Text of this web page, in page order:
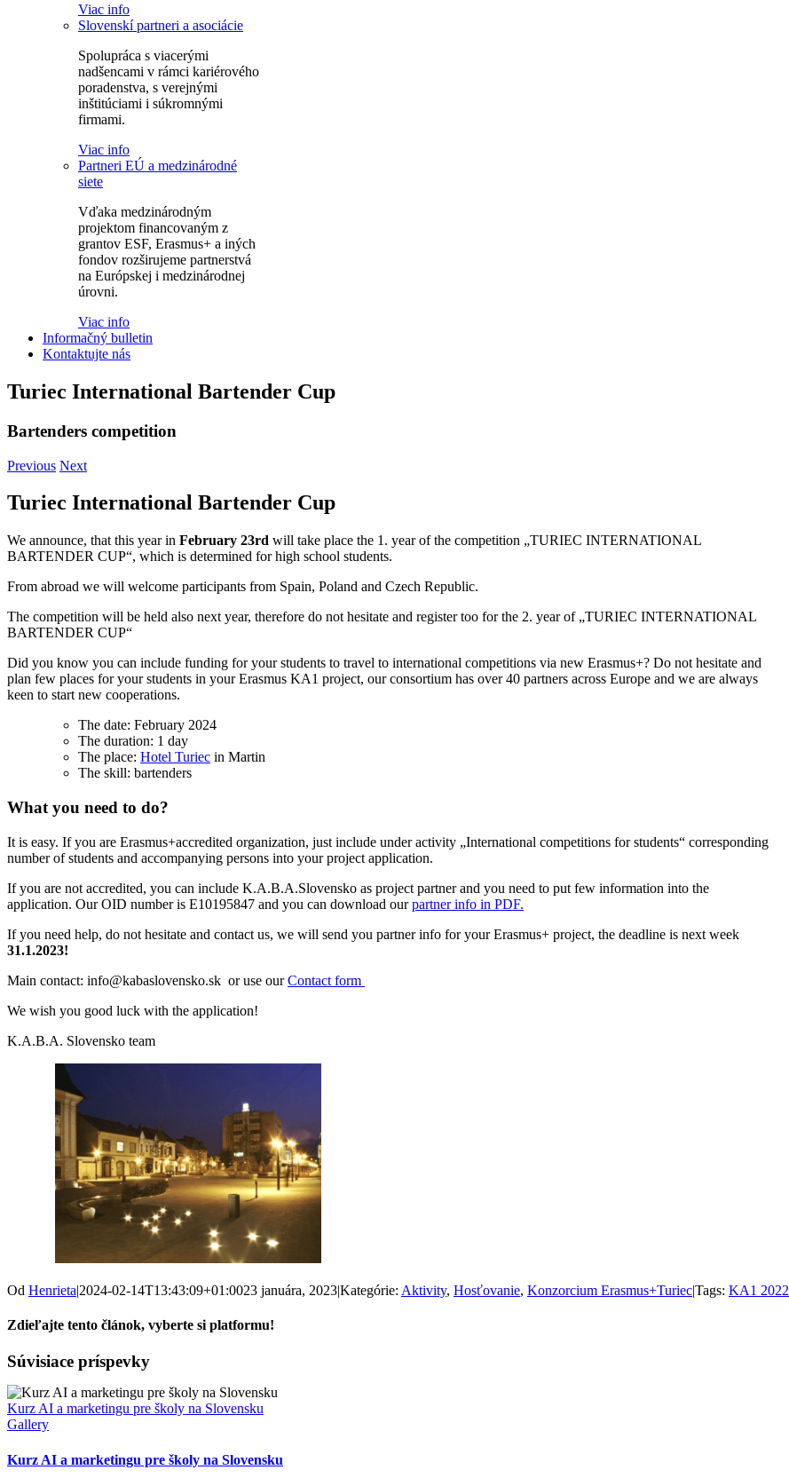
Viac info
Slovenskí partneri a asociácie
Spolupráca s viacerými
nadšencami v rámci kariérového
poradenstva, s verejnými
inštitúciami i súkromnými
firmami.
Viac info
Partneri EÚ a medzinárodné
siete
Vďaka medzinárodným
projektom financovaným z
grantov ESF, Erasmus+ a iných
fondov rozširujeme partnerstvá
na Európskej i medzinárodnej
úrovni.
Viac info
Informačný bulletin
Kontaktujte nás
Turiec International Bartender Cup
Bartenders competition
Previous Next
Turiec International Bartender Cup
We announce, that this year in February 23rd will take place the 1. year of the competition „TURIEC INTERNATIONAL
BARTENDER CUP“, which is determined for high school students.
From abroad we will welcome participants from Spain, Poland and Czech Republic.
The competition will be held also next year, therefore do not hesitate and register too for the 2. year of „TURIEC INTERNATIONAL
BARTENDER CUP“
Did you know you can include funding for your students to travel to international competitions via new Erasmus+? Do not hesitate and
plan few places for your students in your Erasmus KA1 project, our consortium has over 40 partners across Europe and we are always
keen to start new cooperations.
The date: February 2024
The duration: 1 day
The place: Hotel Turiec in Martin
The skill: bartenders
What you need to do?
It is easy. If you are Erasmus+accredited organization, just include under activity „International competitions for students“ corresponding
number of students and accompanying persons into your project application.
If you are not accredited, you can include K.A.B.A.Slovensko as project partner and you need to put few information into the
application. Our OID number is E10195847 and you can download ourpartner info in PDF.
If you need help, do not hesitate and contact us, we will send you partner info for your Erasmus+ project, the deadline is next week
31.1.2023!
Main contact: info@kabaslovensko.sk or use ourContact form
We wish you good luck with the application!
K.A.B.A. Slovensko team
Od Henrieta|2024-02-14T13:43:09+01:0023 januára, 2023|Kategórie: Aktivity, Hosťovanie, Konzorcium Erasmus+Turiec|Tags: KA1 2022
Zdieľajte tento článok, vyberte si platformu!
Facebook
X
Súvisiace príspevky
Kurz AI a marketingu pre školy na Slovensku
Gallery
Kurz AI a marketingu pre školy na Slovensku